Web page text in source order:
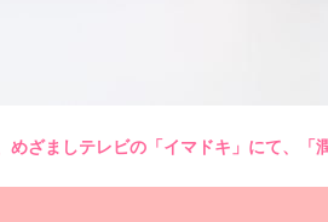
めざましテレビの「イマドキ」にて、「